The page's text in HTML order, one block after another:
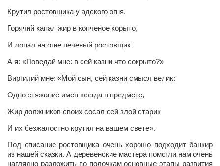
Крутил ростовщика у адского огня.
Горячий капал жир в копченое корыто,
И лопал на огне печеный ростовщик.
А я: «Поведай мне: в сей казни что сокрыто?»
Виргилий мне: «Мой сын, сей казни смысл велик:
Одно стяжание имев всегда в предмете,
Жир должников своих сосал сей злой старик
И их безжалостно крутил на вашем свете».
Под описание ростовщика очень хорошо подходит банкир
из нашей сказки. А деревенские мастера помогли нам очень
наглядно разложить по полочкам основные этапы развития